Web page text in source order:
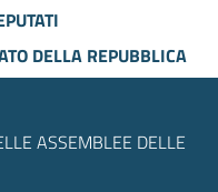
DELLA REPUBBLICA
ASSEMBLEE DELLE